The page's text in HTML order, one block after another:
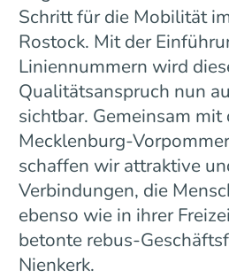
Schritt für die Mobilität
Rostock. Mit der
Liniennummern wird
Qualitätsanspruch nun
sichtbar. Gemeinsam mit
Mecklenburg-
schaffen wir attraktive
Verbindungen, die
ebenso wie in ihrer
betonte rebus-
Nienkerk.